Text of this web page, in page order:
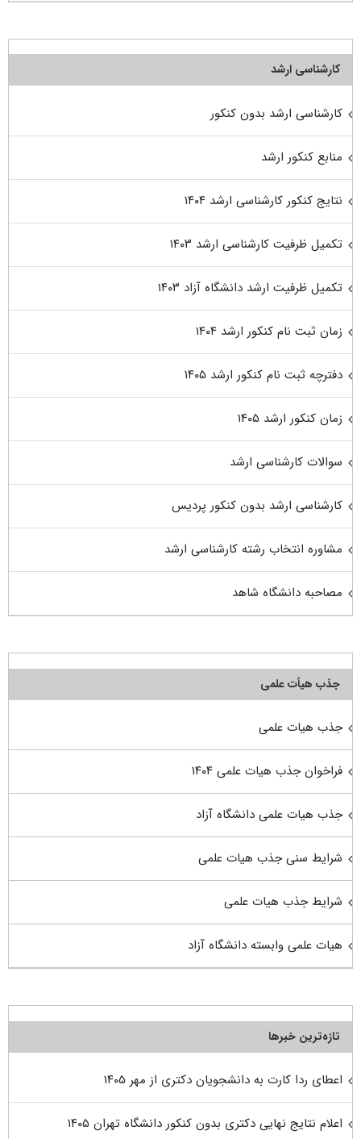
کارشناسی ارشد
کارشناسی ارشد بدون کنکور
منابع کنکور ارشد
نتایج کنکور کارشناسی ارشد ۱۴۰۴
تکمیل ظرفیت کارشناسی ارشد ۱۴۰۳
تکمیل ظرفیت ارشد دانشگاه آزاد ۱۴۰۳
زمان ثبت نام کنکور ارشد ۱۴۰۴
دفترچه ثبت نام کنکور ارشد ۱۴۰۵
زمان کنکور ارشد ۱۴۰۵
سوالات کارشناسی ارشد
کارشناسی ارشد بدون کنکور پردیس
مشاوره انتخاب رشته کارشناسی ارشد
مصاحبه دانشگاه شاهد
جذب هیأت علمی
جذب هیات علمی
فراخوان جذب هیات علمی ۱۴۰۴
جذب هیات علمی دانشگاه آزاد
شرایط سنی جذب هیات علمی
شرایط جذب هیات علمی
هیات علمی وابسته دانشگاه آزاد
تازه‌ترین خبرها
اعطای ردا کارت به دانشجویان دکتری از مهر ۱۴۰۵
اعلام نتایج نهایی دکتری بدون کنکور دانشگاه تهران ۱۴۰۵